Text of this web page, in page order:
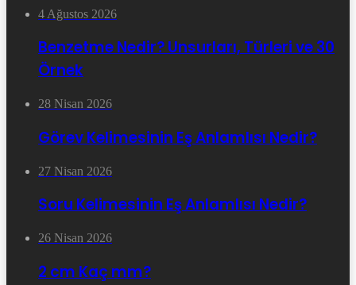
4 Ağustos 2026
Benzetme Nedir? Unsurları, Türleri ve 30
Örnek
28 Nisan 2026
Görev Kelimesinin Eş Anlamlısı Nedir?
27 Nisan 2026
Soru Kelimesinin Eş Anlamlısı Nedir?
26 Nisan 2026
2 cm Kaç mm?